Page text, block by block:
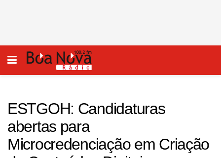
ESTGOH: Candidaturas
abertas para
Microcredenciação em Criação